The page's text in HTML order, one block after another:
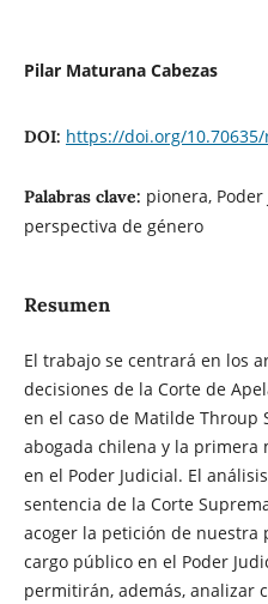
Pilar Maturana Cabezas
DOI: https://doi.org/
Palabras clave: pionera,
perspectiva de género
Resumen
El trabajo se centrará en los
decisiones de la Corte de
en el caso de Matilde Throup
abogada chilena y la primera
en el Poder Judicial. El
sentencia de la Corte
acoger la petición de nuestra
cargo público en el Poder
permitirán, además, analizar